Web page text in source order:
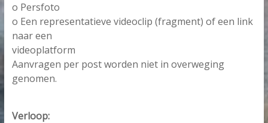
o Persfoto
o Een representatieve videoclip (fragment) of een link
naar een
videoplatform
Aanvragen per post worden niet in overweging
genomen.
Verloop: